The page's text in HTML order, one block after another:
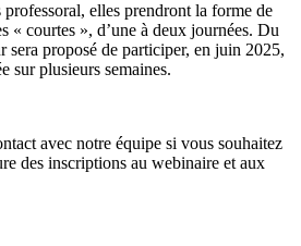
elles prendront la forme de
« courtes », d’une à deux journées. Du
sera proposé de participer, en juin 2025,
sur plusieurs semaines.
avec notre équipe si vous souhaitez
des inscriptions au webinaire et aux